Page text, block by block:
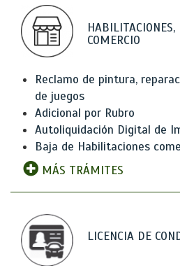
HABILITACIONES,
COMERCIO
Reclamo de pintura,
de juegos
Adicional por Rubro
Autoliquidación Digital de
Baja de Habilitaciones
MÁS TRÁMITES
LICENCIA DE